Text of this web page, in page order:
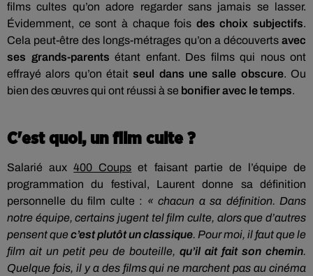
films cultes qu’on adore regarder sans jamais se lasser.
Évidemment, ce sont à chaque fois des choix subjectifs.
Cela peut-être des longs-métrages qu’on a découverts avec
ses grands-parents étant enfant. Des films qui nous ont
effrayé alors qu’on étaitseul dans une salle obscure. Ou
bien des œuvres qui ont réussi à se bonifier avec le temps.
C'est quoi, un film culte ?
Salarié aux400 Coups et faisant partie de l’équipe de
programmation du festival, Laurent donne sa définition
personnelle du film culte : « chacun a sa définition. Dans
notre équipe, certains jugent tel film culte, alors que d’autres
pensent quec’est plutôt un classique. Pour moi, il faut que le
film ait un petit peu de bouteille, qu’il ait fait son chemin.
Quelque fois, il y a des films qui ne marchent pas au cinéma